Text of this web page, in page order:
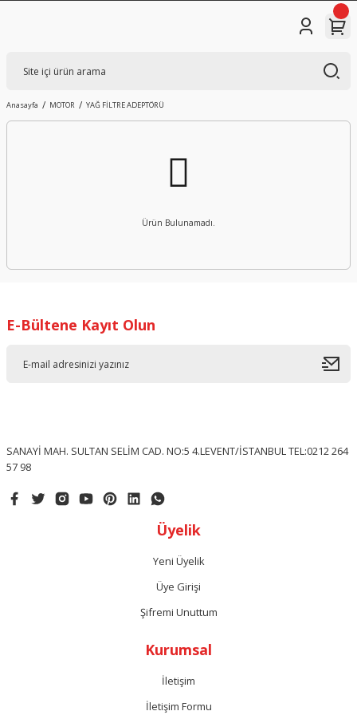
Anasayfa MOTOR YAĞ FİLTRE ADEPTÖRÜ
Ürün Bulunamadı.
E-Bültene Kayıt Olun
SANAYİ MAH. SULTAN SELİM CAD. NO:5 4.LEVENT/İSTANBUL TEL:0212 264
57 98
Üyelik
Yeni Üyelik
Üye Girişi
Şifremi Unuttum
Kurumsal
İletişim
İletişim Formu